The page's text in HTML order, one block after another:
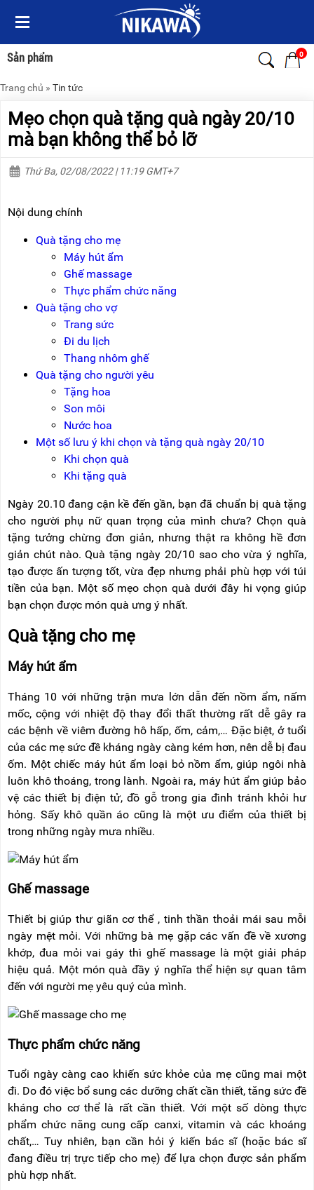
Sản phẩm 0
Menu
Sản
phẩm
TRANG
THANG
NHÔM
XE
GIỚI
THIỆU
ĐẠI
LÝ
BẢO
HÀNH
HỆ
Menu
Sản
phẩm
TRANG
THANG
NHÔM
THANG
NHÔM
THANG
CHỮ
NHÔM
CÔNG
NGHIỆP
THANG
NHÔM
GIÀN
GIÁO
VÁN
RẢNH
TAY
XE
HÀNG
BỘ
DÂY
THOÁT
HIỂM
TỰ
ĐỘNG
XE
NÂNG
TAY
Trang chủ » Tin tức
Mẹo chọn quà tặng quà ngày 20/10
mà bạn không thể bỏ lỡ
Thứ Ba, 02/08/2022 | 11:19 GMT+7
Nội dung chính
Quà tặng cho mẹ
Máy hút ẩm
Ghế massage
Thực phẩm chức năng
Quà tặng cho vợ
Trang sức
Đi du lịch
Thang nhôm ghế
Quà tặng cho người yêu
Tặng hoa
Son môi
Nước hoa
Một số lưu ý khi chọn và tặng quà ngày 20/10
Khi chọn quà
Khi tặng quà
Ngày 20.10 đang cận kề đến gần, bạn đã chuẩn bị quà tặng
cho người phụ nữ quan trọng của mình chưa? Chọn quà
tặng tưởng chừng đơn giản, nhưng thật ra không hề đơn
giản chút nào. Quà tặng ngày 20/10 sao cho vừa ý nghĩa,
tạo được ấn tượng tốt, vừa đẹp nhưng phải phù hợp với túi
tiền của bạn. Một số mẹo chọn quà dưới đây hi vọng giúp
bạn chọn được món quà ưng ý nhất.
Quà tặng cho mẹ
Máy hút ẩm
Tháng 10 với những trận mưa lớn dẫn đến nồm ẩm, nấm
mốc, cộng với nhiệt độ thay đổi thất thường rất dễ gây ra
các bệnh về viêm đường hô hấp, ốm, cảm,… Đặc biệt, ở tuổi
của các mẹ sức đề kháng ngày càng kém hơn, nên dễ bị đau
ốm. Một chiếc máy hút ẩm loại bỏ nồm ẩm, giúp ngôi nhà
luôn khô thoáng, trong lành. Ngoài ra, máy hút ẩm giúp bảo
vệ các thiết bị điện tử, đồ gỗ trong gia đình tránh khỏi hư
hỏng. Sấy khô quần áo cũng là một ưu điểm của thiết bị
trong những ngày mưa nhiều.
Ghế massage
Thiết bị giúp thư giãn cơ thể , tinh thần thoải mái sau mỗi
ngày mệt mỏi. Với những bà mẹ gặp các vấn đề về xương
khớp, đua mỏi vai gáy thì ghế massage là một giải pháp
hiệu quả. Một món quà đầy ý nghĩa thể hiện sự quan tâm
đến với người mẹ yêu quý của mình.
Thực phẩm chức năng
Tuổi ngày càng cao khiến sức khỏe của mẹ cũng mai một
đi. Do đó việc bổ sung các dưỡng chất cần thiết, tăng sức đề
kháng cho cơ thể là rất cần thiết. Với một số dòng thực
phẩm chức năng cung cấp canxi, vitamin và các khoáng
chất,… Tuy nhiên, bạn cần hỏi ý kiến bác sĩ (hoặc bác sĩ
đang điều trị trực tiếp cho mẹ) để lựa chọn được sản phẩm
phù hợp nhất.